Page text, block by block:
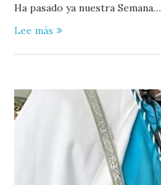
Ha pasado ya nuestra Semana…
Lee más